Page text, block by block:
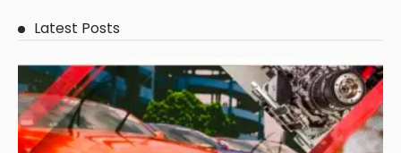
Latest Posts